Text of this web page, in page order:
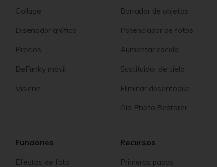
Collage
Diseñador gráfico
Precios
BeFunky móvil
Visionn
Borrador de objetos
Potenciador de fotos
Aumentar escala
Sustituidor de cielo
Eliminar desenfoque
Old Photo Restorer
Funciones
Efectos de foto
Recursos
Primeros pasos